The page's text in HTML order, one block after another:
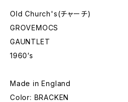
Old Church's(チャーチ)
GROVEMOCS
GAUNTLET
1960’s
Made in England
Color: BRACKEN